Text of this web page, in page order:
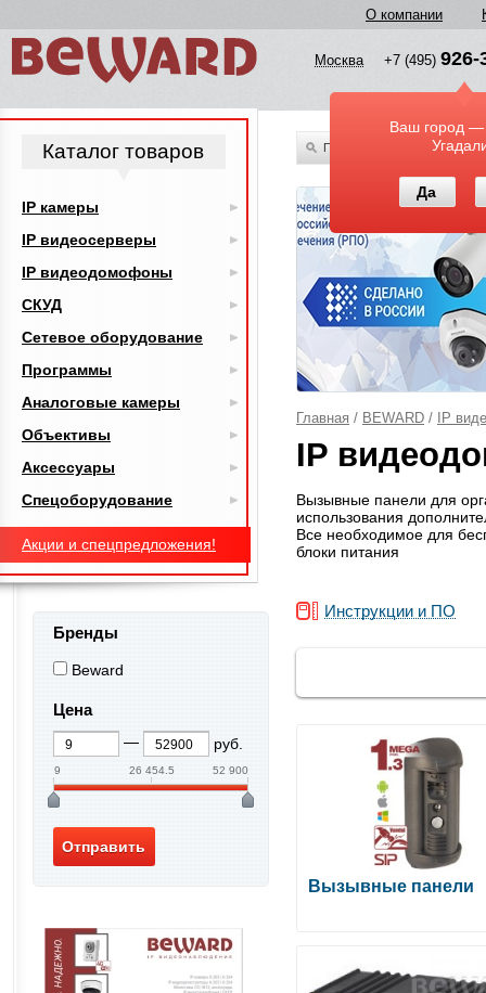
О компании
Москва +7 (495) 926-
Ваш город —
Да
По всему каталогу
Главная / BEWARD / IP
IP
Вызывные панели для
использования
Все необходимое для
блоки питания
Инструкции и ПО
Вызывные панели
Каталог товаров
IP камеры
IP видеосерверы
IP видеодомофоны
СКУД
Сетевое оборудование
Программы
Аналоговые камеры
Объективы
Аксессуары
Спецоборудование
Акции и спецпредложения!
Бренды
Beward
Цена
руб.
9 26 454.5 52 900